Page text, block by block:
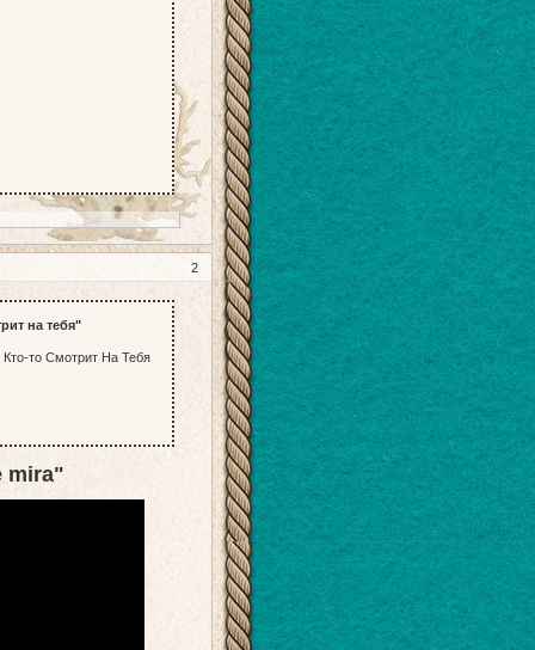
2
на тебя"
то Смотрит На Тебя
mira"